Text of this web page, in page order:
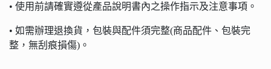
• 使用前請確實遵從產品說明書內之操作指示及注意事項。
• 如需辦理退換貨，包裝與配件須完整(商品配件、包裝完
整，無刮痕損傷)。